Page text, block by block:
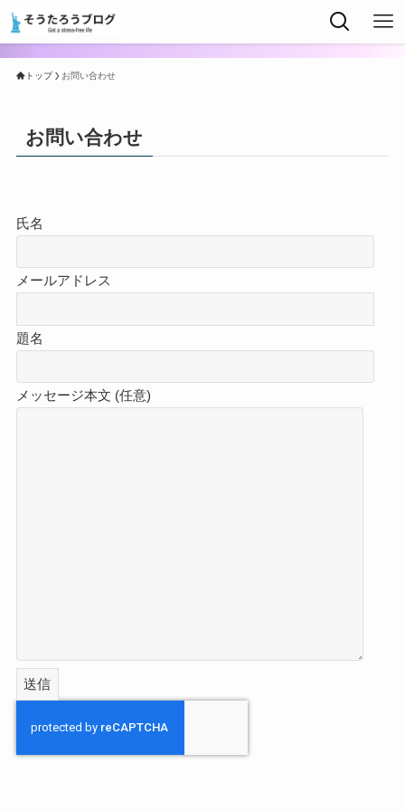
トップ お問い合わせ
お問い合わせ
氏名
メールアドレス
題名
メッセージ本文 (任意)